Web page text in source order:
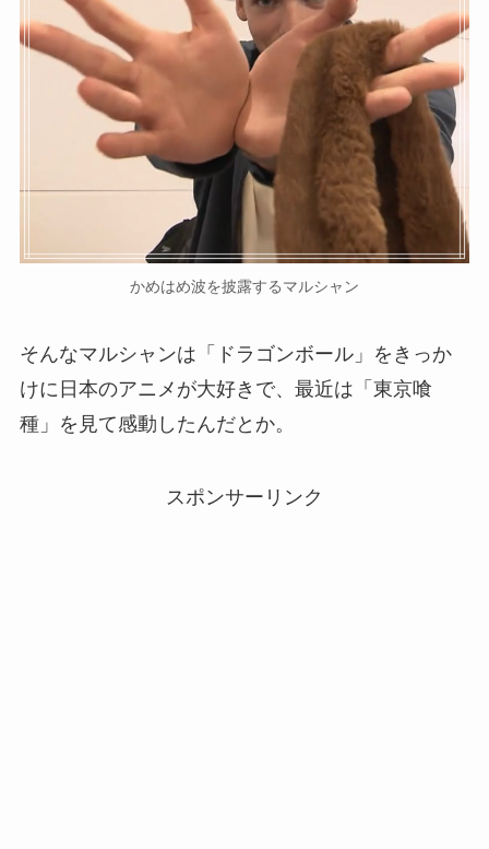
かめはめ波を披露するマルシャン
そんなマルシャンは「ドラゴンボール」をきっか
けに日本のアニメが大好きで、最近は「東京喰
種」を見て感動したんだとか。
スポンサーリンク